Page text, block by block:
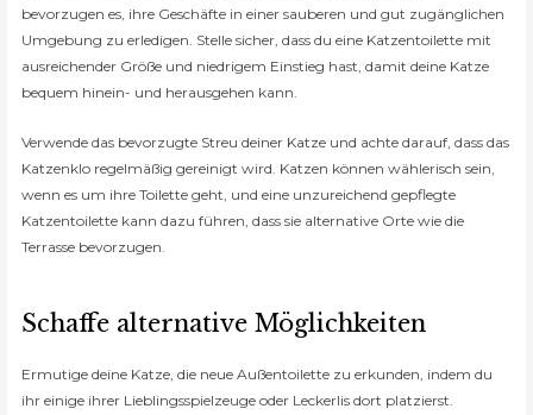
bevorzugen es, ihre Geschäfte in einer sauberen und gut zugänglichen
Umgebung zu erledigen. Stelle sicher, dass du eine Katzentoilette mit
ausreichender Größe und niedrigem Einstieg hast, damit deine Katze
bequem hinein- und herausgehen kann.
Verwende das bevorzugte Streu deiner Katze und achte darauf, dass das
Katzenklo regelmäßig gereinigt wird. Katzen können wählerisch sein,
wenn es um ihre Toilette geht, und eine unzureichend gepflegte
Katzentoilette kann dazu führen, dass sie alternative Orte wie die
Terrasse bevorzugen.
Schaffe alternative Möglichkeiten
Ermutige deine Katze, die neue Außentoilette zu erkunden, indem du
ihr einige ihrer Lieblingsspielzeuge oder Leckerlis dort platzierst.